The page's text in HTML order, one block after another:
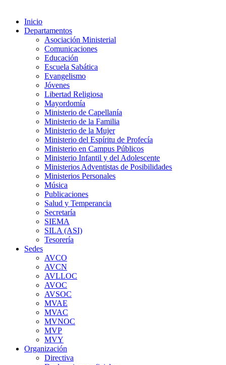
Inicio
Departamentos
Asociación Ministerial
Comunicaciones
Educación
Escuela Sabática
Evangelismo
Jóvenes
Libertad Religiosa
Mayordomía
Ministerio de Capellanía
Ministerio de la Familia
Ministerio de la Mujer
Ministerio del Espíritu de Profecía
Ministerio en Campus Públicos
Ministerio Infantil y del Adolescente
Ministerios Adventistas de Posibilidades
Ministerios Personales
Música
Publicaciones
Salud y Temperancia
Secretaría
SIEMA
SILA (ASI)
Tesorería
Sedes
AVCO
AVCN
AVLLOC
AVOC
AVSOC
MVAE
MVAC
MVNOC
MVP
MVY
Organización
Directiva